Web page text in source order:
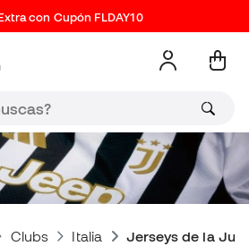
con Cupón FLDAY10
Clubs Italia Jerseys de la